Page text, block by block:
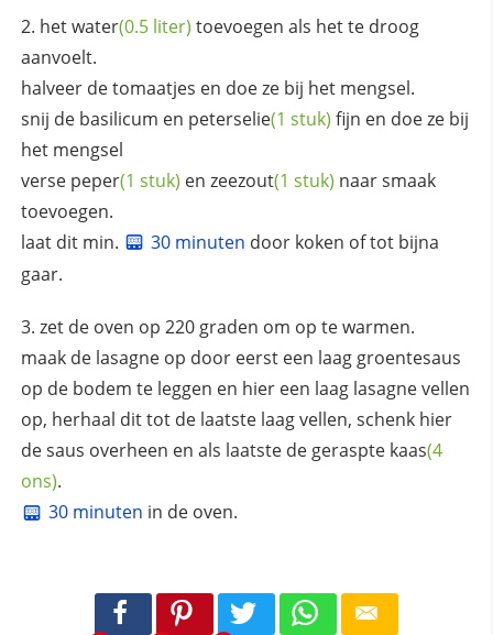
hetwater(0.5 liter) toevoegen als het te droog
aanvoelt.
halveer de tomaatjes en doe ze bij het mengsel.
snij de basilicum en peterselie(1 stuk) fijn en doe ze bij
het mengsel
verse peper(1 stuk) en zeezout(1 stuk) naar smaak
toevoegen.
laat dit min.
30 minuten door koken of tot bijna
gaar.
zet de oven op 220 graden om op te warmen.
maak de lasagne op door eerst een laag groentesaus
op de bodem te leggen en hier een laag lasagne vellen
op, herhaal dit tot de laatste laag vellen, schenk hier
de saus overheen en als laatste de geraspte kaas(4
ons).
30 minuten in de oven.